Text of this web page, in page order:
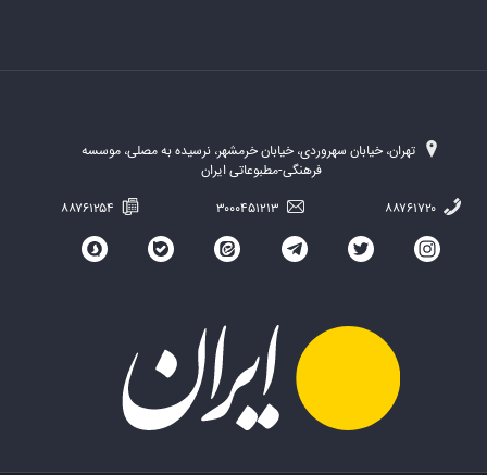
تهران، خیابان سهروردی، خیابان خرمشهر، نرسیده به مصلی، موسسه
فرهنگی-مطبوعاتی ایران